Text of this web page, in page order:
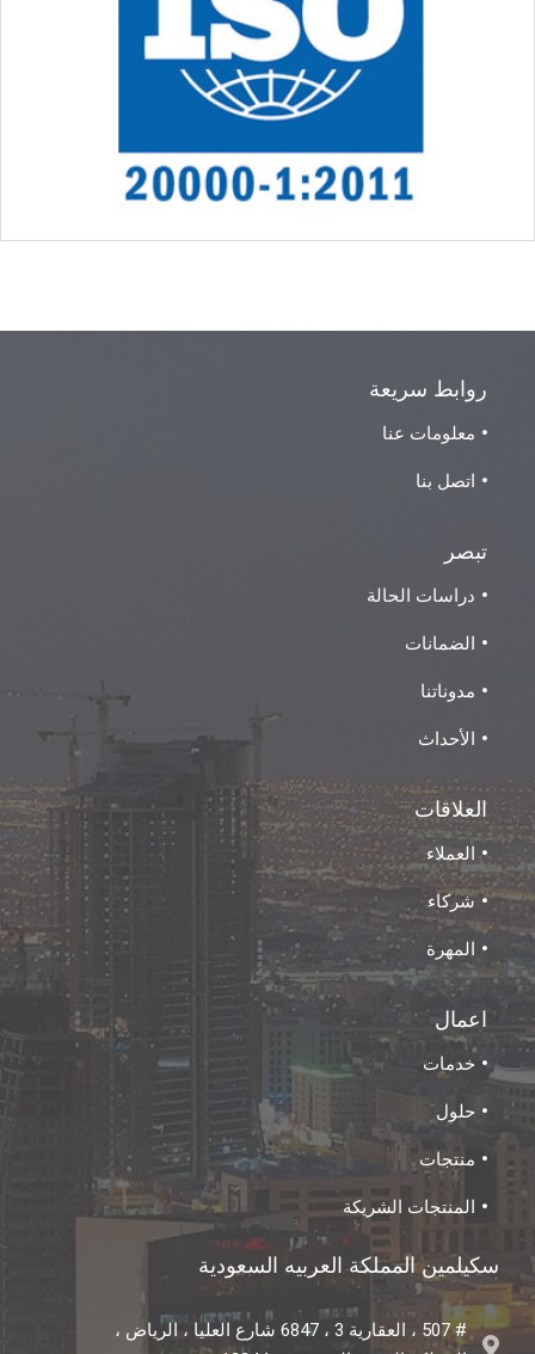
روابط سريعة
معلومات عنا
اتصل بنا
تبصر
دراسات الحالة
الضمانات
مدوناتنا
الأحداث
العلاقات
العملاء
شركاء
المهرة
اعمال
خدمات
حلول
منتجات
المنتجات الشريكة
سكيلمين المملكة العربيه السعودية
# 507 ، العقارية 3 ، 6847 شارع العليا ، الرياض ،